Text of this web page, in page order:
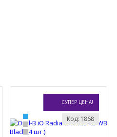
СУПЕР ЦЕНА!
Код: 1868